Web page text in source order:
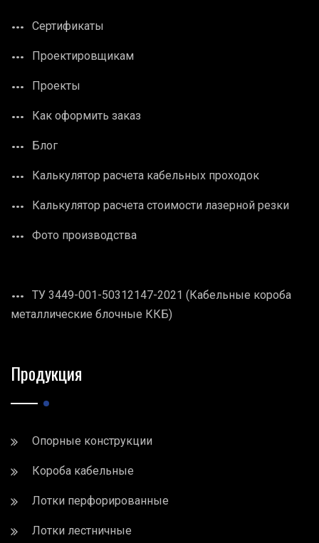
Сертификаты
Проектировщикам
Проекты
Как оформить заказ
Блог
Калькулятор расчета кабельных проходок
Калькулятор расчета стоимости лазерной резки
Фото производства
ТУ 3449-001-50312147-2021 (Кабельные короба
металлические блочные ККБ)
Продукция
Опорные конструкции
Короба кабельные
Лотки перфорированные
Лотки лестничные